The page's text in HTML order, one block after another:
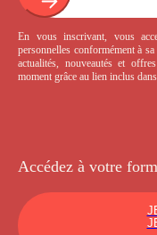
En vous inscrivant, vous
personnelles conformément à sa
actualités, nouveautés et
moment grâce au lien inclus
Accédez à votre